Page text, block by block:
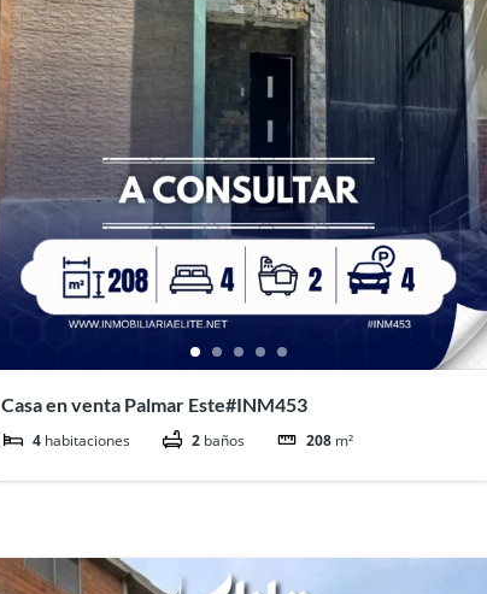
Casa en venta Palmar Este#INM453
4 habitaciones 2 baños 208 m²